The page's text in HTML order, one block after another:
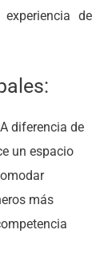
de
A diferencia de
un espacio
más